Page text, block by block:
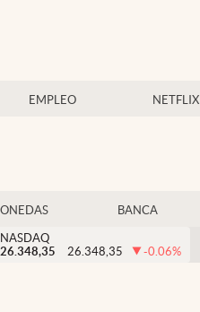
EMPLEO NETFLIX
BANCA
NASDAQ
26.348,35
26.348,35 -0.06%